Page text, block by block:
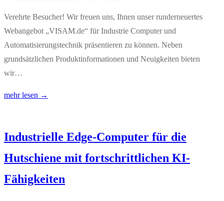
Verehrte Besucher! Wir freuen uns, Ihnen unser runderneuertes
Webangebot „VISAM.de“ für Industrie Computer und
Automatisierungstechnik präsentieren zu können. Neben
grundsätzlichen Produktinformationen und Neuigkeiten bieten
wir…
mehr lesen →
Industrielle Edge-Computer für die
Hutschiene mit fortschrittlichen KI-
Fähigkeiten